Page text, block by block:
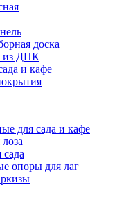
доска
из ДПК
и кафе
для сада и кафе
опоры для лаг